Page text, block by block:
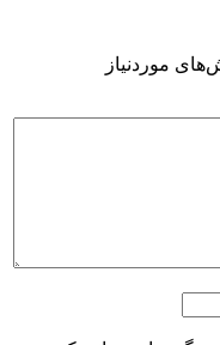
موردنیاز